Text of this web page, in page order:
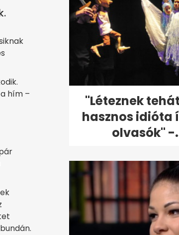
hím –
"Léteznek
hasznos idióta
olvasók" -